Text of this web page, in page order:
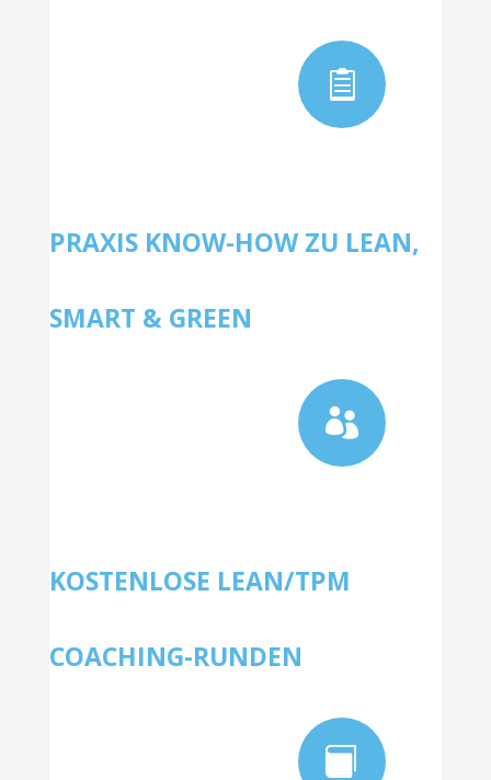

PRAXIS KNOW-HOW ZU LEAN,
SMART & GREEN

KOSTENLOSE LEAN/TPM
COACHING-RUNDEN
